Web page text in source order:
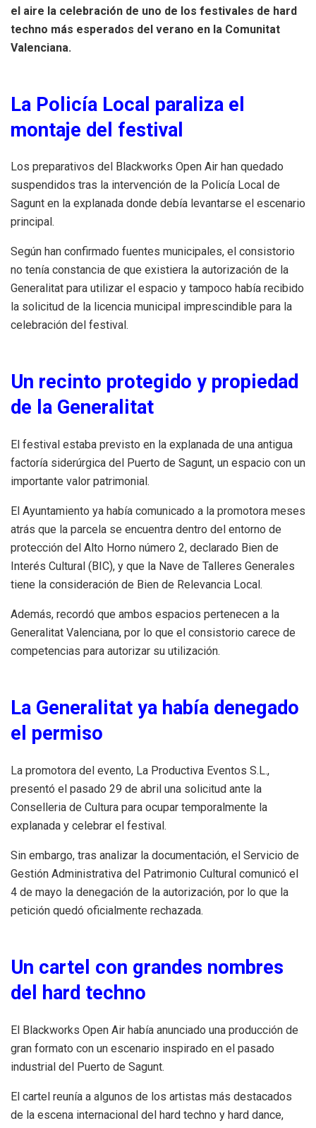
el aire la celebración de uno de los festivales de hard
techno más esperados del verano en la Comunitat
Valenciana.
La Policía Local paraliza el
montaje del festival
Los preparativos del Blackworks Open Air han quedado
suspendidos tras la intervención de la Policía Local de
Sagunt en la explanada donde debía levantarse el escenario
principal.
Según han confirmado fuentes municipales, el consistorio
no tenía constancia de que existiera la autorización de la
Generalitat para utilizar el espacio y tampoco había recibido
la solicitud de la licencia municipal imprescindible para la
celebración del festival.
Un recinto protegido y propiedad
de la Generalitat
El festival estaba previsto en la explanada de una antigua
factoría siderúrgica del Puerto de Sagunt, un espacio con un
importante valor patrimonial.
El Ayuntamiento ya había comunicado a la promotora meses
atrás que la parcela se encuentra dentro del entorno de
protección del Alto Horno número 2, declarado Bien de
Interés Cultural (BIC), y que la Nave de Talleres Generales
tiene la consideración de Bien de Relevancia Local.
Además, recordó que ambos espacios pertenecen a la
Generalitat Valenciana, por lo que el consistorio carece de
competencias para autorizar su utilización.
La Generalitat ya había denegado
el permiso
La promotora del evento, La Productiva Eventos S.L.,
presentó el pasado 29 de abril una solicitud ante la
Conselleria de Cultura para ocupar temporalmente la
explanada y celebrar el festival.
Sin embargo, tras analizar la documentación, el Servicio de
Gestión Administrativa del Patrimonio Cultural comunicó el
4 de mayo la denegación de la autorización, por lo que la
petición quedó oficialmente rechazada.
Un cartel con grandes nombres
del hard techno
El Blackworks Open Air había anunciado una producción de
gran formato con un escenario inspirado en el pasado
industrial del Puerto de Sagunt.
El cartel reunía a algunos de los artistas más destacados
de la escena internacional del hard techno y hard dance,